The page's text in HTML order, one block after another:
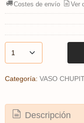
Costes de envío Ver
Categoría: VASO
Descripción